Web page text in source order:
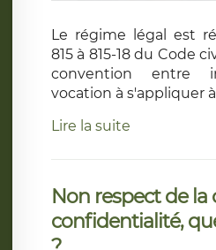
Le régime légal est
815 à 815-18 du Code
convention entre
vocation à s'appliquer
Lire la suite
Non respect de la
confidentialité,